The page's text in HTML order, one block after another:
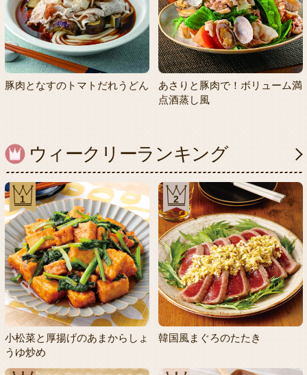
豚肉となすのトマトだれうどん
あさりと豚肉で！ボリューム満
点酒蒸し風
ウィークリーランキング
1
小松菜と厚揚げのあまからしょ
うゆ炒め
2
韓国風まぐろのたたき